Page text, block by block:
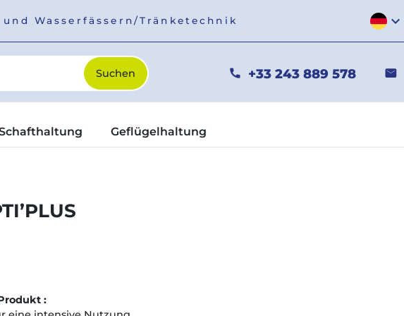
Wasserfässern/Tränketechnik expand_more
phone +33 243 889 578 mail
Geflügelhaltung
: